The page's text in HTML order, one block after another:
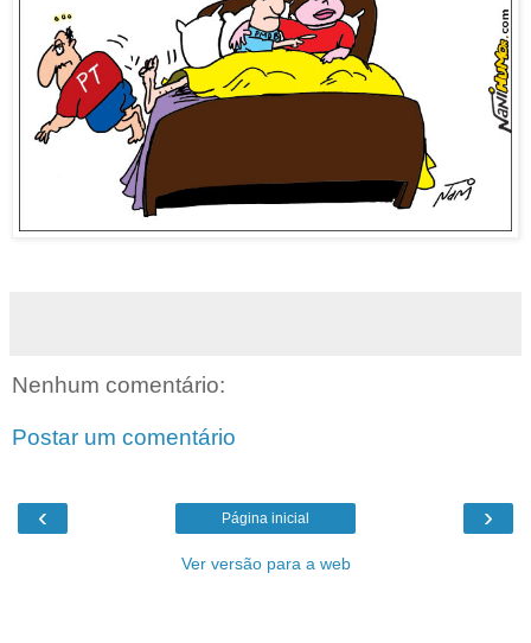
Nenhum comentário:
Postar um comentário
‹ ›
Página inicial
Ver versão para a web